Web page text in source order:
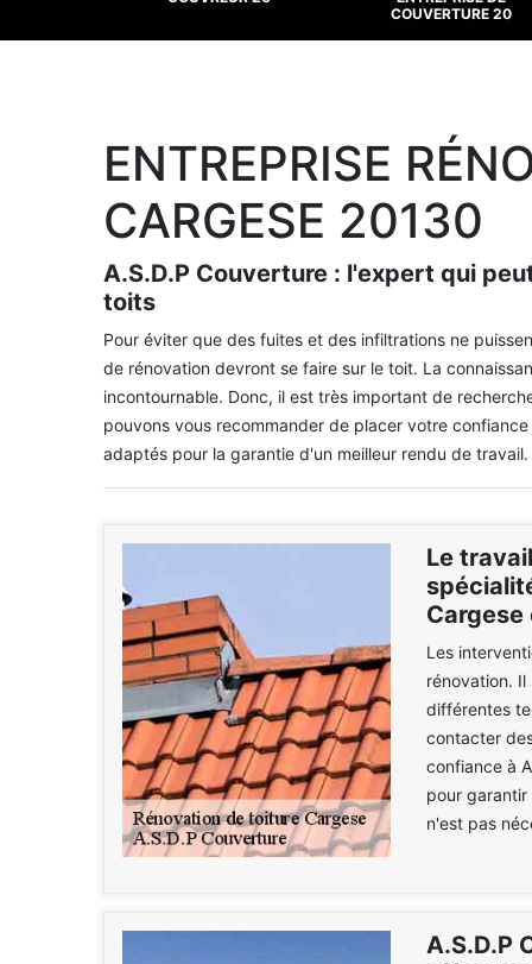
COUVERTURE 20
ENTREPRISE
CARGESE 20130
A.S.D.P Couverture : l'expert qui
toits
Pour éviter que des fuites et des infiltrations ne
de rénovation devront se faire sur le toit. La
incontournable. Donc, il est très important de
pouvons vous recommander de placer votre
adaptés pour la garantie d'un meilleur rendu de travail.
Le
Cargese
Les
rénovation.
différentes
contacter
confiance à
pour
n'est pas
A.S.D.P